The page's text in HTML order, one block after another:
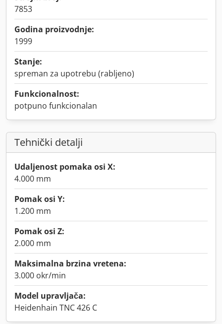
7853
Godina proizvodnje:
1999
Stanje:
spreman za upotrebu (rabljeno)
Funkcionalnost:
potpuno funkcionalan
Tehnički detalji
Udaljenost pomaka osi X:
4.000 mm
Pomak osi Y:
1.200 mm
Pomak osi Z:
2.000 mm
Maksimalna brzina vretena:
3.000 okr/min
Model upravljača:
Heidenhain TNC 426 C